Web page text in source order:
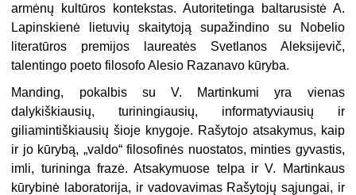
armėnų kultūros kontekstas. Autoritetinga baltarusistė A.
Lapinskienė lietuvių skaitytoją supažindino su Nobelio
literatūros premijos laureatės Svetlanos Aleksijevič,
talentingo poeto filosofo Alesio Razanavo kūryba.
Manding, pokalbis su V. Martinkumi yra vienas
dalykiškiausių, turiningiausių, informatyviausių ir
giliamintiškiausių šioje knygoje. Rašytojo atsakymus, kaip
ir jo kūrybą, „valdo“ filosofinės nuostatos, minties gyvastis,
imli, turininga frazė. Atsakymuose telpa ir V. Martinkaus
kūrybinė laboratorija, ir vadovavimas Rašytojų sąjungai, ir